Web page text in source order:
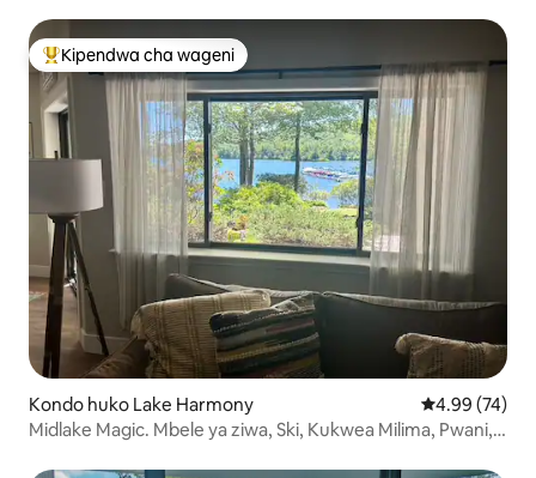
Kipendwa maarufu cha wageni
Kipendwa cha wageni
Kondo huko Lake Harmony Ukadiriaji wa
4.99 (74)
Midlake Magic. Mbele ya ziwa, Ski, Kukwea Milima, Pwani,